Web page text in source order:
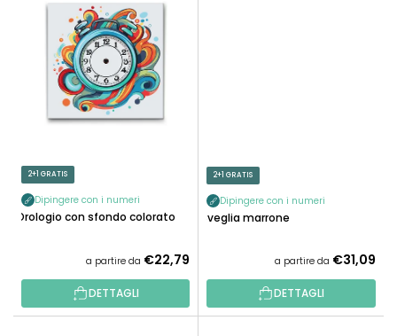
2+1 GRATIS
Dipingere con i numeri
Orologio con sfondo colorato
a partire da €22,79
DETTAGLI
2+1 GRATIS
Dipingere con i numeri
Sveglia marrone
a partire da €31,09
DETTAGLI